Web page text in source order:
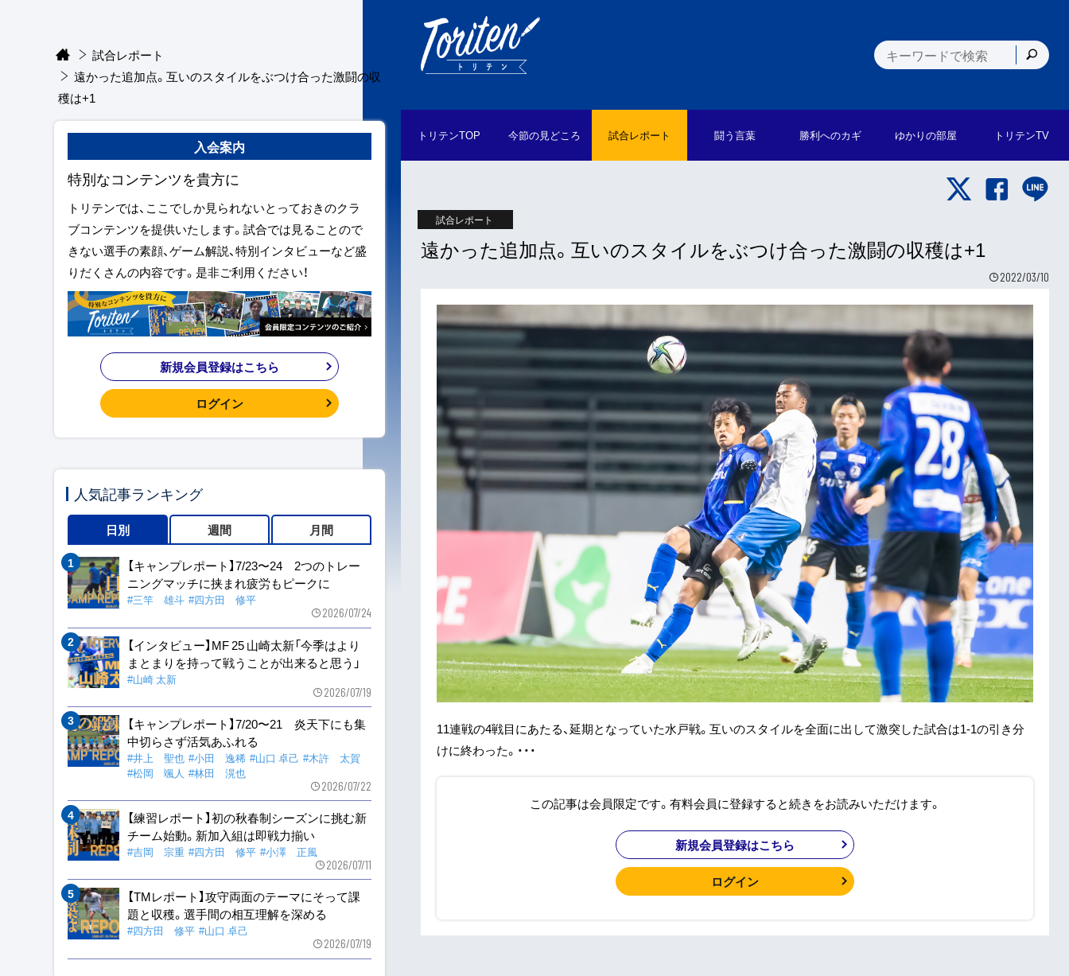
トリテンTOP 今節の見どころ 試合レポート 闘う言葉 勝利へのカギ ゆかりの部屋 トリテンTV
試合レポート
遠かった追加点。互いのスタイルをぶつけ合った激闘の収穫は+1
2022/03/10
11連戦の4戦目にあたる、延期となっていた水戸戦。互いのスタイルを全面に出して激突した試合は1-1の引き分
けに終わった。・・・
この記事は会員限定です。有料会員に登録すると続きをお読みいただけます。
新規会員登録はこちら
ログイン
試合レポート
遠かった追加点。互いのスタイルをぶつけ合った激闘の収
穫は+1
入会案内
特別なコンテンツを貴方に
トリテンでは、ここでしか見られないとっておきのクラ
ブコンテンツを提供いたします。試合では見ることので
きない選手の素顔、ゲーム解説、特別インタビューなど盛
りだくさんの内容です。是非ご利用ください！
新規会員登録はこちら
ログイン
人気記事ランキング
日別 週間 月間
【キャンプレポート】7/23〜24 2つのトレー
ニングマッチに挟まれ疲労もピークに
#三竿 雄斗 #四方田 修平
2026/07/24
【インタビュー】MF 25 山崎太新「今季はより
まとまりを持って戦うことが出来ると思う」
#山崎 太新
2026/07/19
【キャンプレポート】7/20〜21 炎天下にも集
中切らさず活気あふれる
#井上 聖也 #小田 逸稀 #山口 卓己 #木許 太賀
#松岡 颯人 #林田 滉也
2026/07/22
【練習レポート】初の秋春制シーズンに挑む新
チーム始動。新加入組は即戦力揃い
#吉岡 宗重 #四方田 修平 #小澤 正風
2026/07/11
【TMレポート】攻守両面のテーマにそって課
題と収穫。選手間の相互理解を深める
#四方田 修平 #山口 卓己
2026/07/19